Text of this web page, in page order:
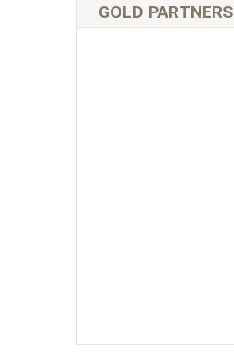
GOLD PARTNERS